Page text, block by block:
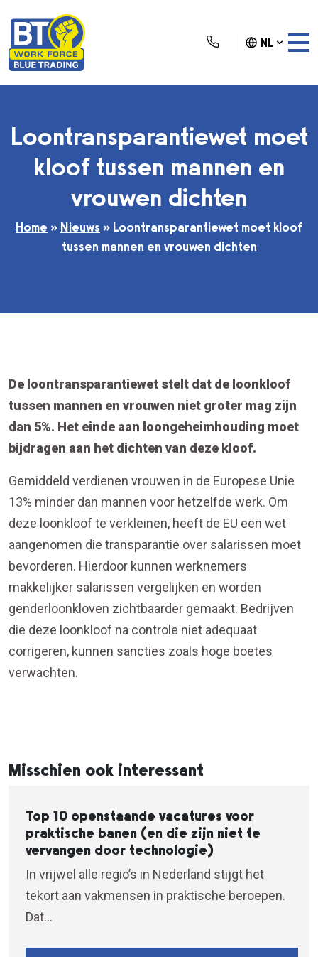
NL
Loontransparantiewet moet
kloof tussen mannen en
vrouwen dichten
Home » Nieuws » Loontransparantiewet moet kloof
tussen mannen en vrouwen dichten
De loontransparantiewet stelt dat de loonkloof
tussen mannen en vrouwen niet groter mag zijn
dan 5%. Het einde aan loongeheimhouding moet
bijdragen aan het dichten van deze kloof.
Gemiddeld verdienen vrouwen in de Europese Unie
13% minder dan mannen voor hetzelfde werk. Om
deze loonkloof te verkleinen, heeft de EU een wet
aangenomen die transparantie over salarissen moet
bevorderen. Hierdoor kunnen werknemers
makkelijker salarissen vergelijken en worden
genderloonkloven zichtbaarder gemaakt. Bedrijven
die deze loonkloof na controle niet adequaat
corrigeren, kunnen sancties zoals hoge boetes
verwachten.
Misschien ook interessant
Top 10 openstaande vacatures voor
praktische banen (en die zijn niet te
vervangen door technologie)
In vrijwel alle regio’s in Nederland stijgt het
tekort aan vakmensen in praktische beroepen.
Dat...